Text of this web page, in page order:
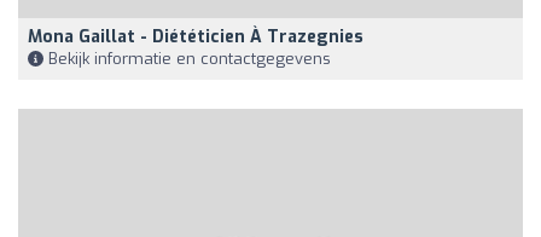
Mona Gaillat - Diététicien À Trazegnies
Bekijk informatie en contactgegevens